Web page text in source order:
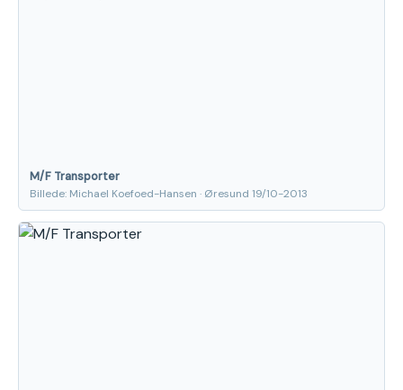
M/F Transporter
Billede: Michael Koefoed-Hansen · Øresund 19/10-2013